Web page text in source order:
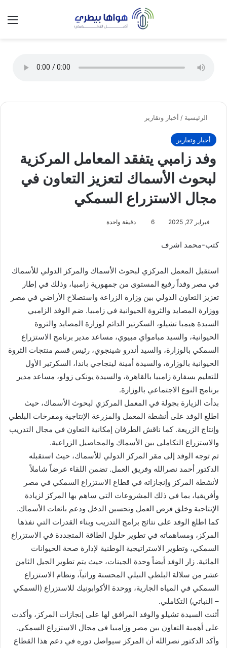
الوضع
الرئيسية / أخبار وتقارير
أخبار وتقارير
وفد زامبي يتفقد المعامل المركزية
لبحوث الأسماك لتعزيز التعاون في
مجال الاستزراع السمكي
فبراير 27, 2025 6 دقيقة واحدة
كتب-محمد اشرف
استقبل المعمل المركزي لبحوث الأسماك والمركز الدولي للأسماك
في مصر وفداً رفيع المستوى من جمهورية زامبيا، وذلك في إطار
تعزيز التعاون الدولي بين وزارة الزراعة واستصلاح الأراضي في مصر
ووزارة المصايد والثروة الحيوانية في زامبيا. ضم الوفد الزامبي
السيدة هيمبا تشيلو، السكرتير الدائم لوزارة المصايد والثروة
الحيوانية، والسيد مبامواي مبيوي، مساعد مدير برنامج الاستزراع
السمكي بالوزارة، والسيد أندرو شينجوي، رئيس قسم منتجات الثروة
الحيوانية بالوزارة، والسيدة أمينة لينجاجي باندا، السكرتير الأول
للتعليم بسفارة زامبيا بالقاهرة، والسيدة يونكي زولو، مساعد مدير
برنامج النوع الاجتماعي بالوزارة.
بدأت الزيارة بجولة في المعمل المركزي لبحوث الأسماك، حيث
اطلع الوفد على أنشطة المعمل والمزرعة الإنتاجية ومفرخات البلطي
وإنتاج الزريعة. كما ناقش الطرفان إمكانية التعاون في مجال التدريب
والاستزراع التكاملي بين الأسماك والمحاصيل الزراعية.
ثم توجه الوفد إلى مقر المركز الدولي للأسماك، حيث استقبله
الدكتور أحمد نصرالله وفريق العمل. تضمن اللقاء عرضاً شاملاً
لأنشطة المركز وإنجازاته في قطاع الاستزراع السمكي في مصر
وأفريقيا، بما في ذلك المشروعات التي ساهم بها المركز لزيادة
الإنتاجية وخلق فرص العمل وتحسين الدخل ودعم بائعات الأسماك.
كما اطلع الوفد على نتائج برامج التدريب وبناء القدرات التي نفذها
المركز، ومساهماته في تطوير حلول الطاقة المتجددة في الاستزراع
السمكي، وتطوير الاستراتيجية الوطنية لإدارة صحة الحيوانات
المائية. زار الوفد أيضاً وحدة الجينات، حيث يتم تطوير الجيل الثامن
عشر من سلالة البلطي النيلي المحسنة وراثياً، ونظام الاستزراع
السمكي في المياه الجارية، ووحدة الأكوابونيك للاستزراع (السمكي
– النباتي) التكاملي.
أثنت السيدة تشيلو والوفد المرافق لها على إنجازات المركز، وأكدت
على أهمية التعاون بين مصر وزامبيا في مجال الاستزراع السمكي.
وأكد الدكتور نصرالله أن المركز سيواصل دوره في دعم هذا القطاع